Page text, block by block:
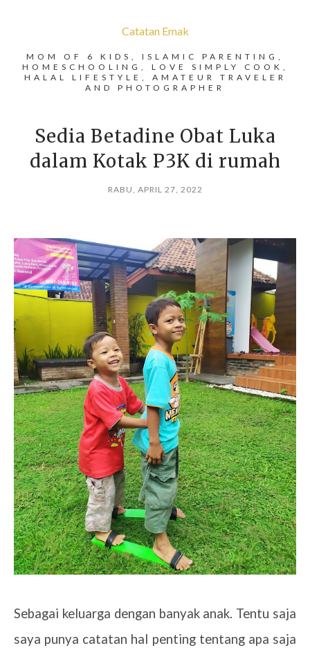
Catatan Emak
MOM OF 6 KIDS, ISLAMIC PARENTING,
HOMESCHOOLING, LOVE SIMPLY COOK,
HALAL LIFESTYLE, AMATEUR TRAVELER
AND PHOTOGRAPHER
Sedia Betadine Obat Luka
dalam Kotak P3K di rumah
RABU, APRIL 27, 2022
Sebagai keluarga dengan banyak anak. Tentu saja
saya punya catatan hal penting tentang apa saja